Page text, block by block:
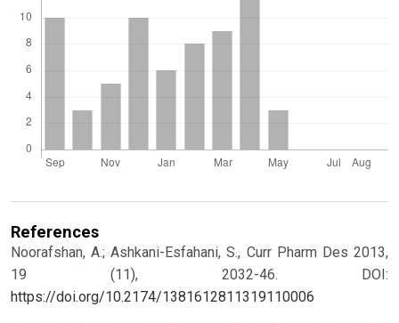
References
Noorafshan, A.; Ashkani-Esfahani, S., Curr Pharm Des 2013,
19 (11), 2032-46. DOI:
https://doi.org/10.2174/1381612811319110006